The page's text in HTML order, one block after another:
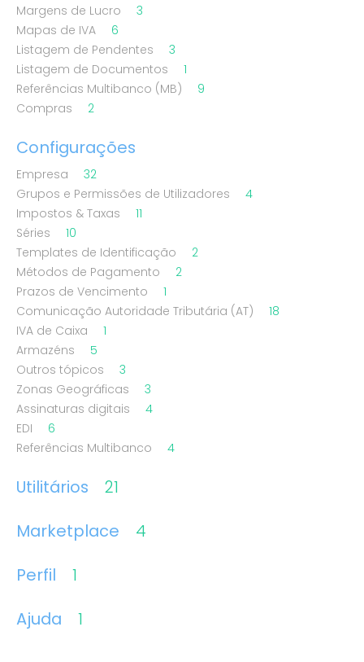
Margens de Lucro
3
Mapas de IVA
6
Listagem de Pendentes
3
Listagem de Documentos
1
Referências Multibanco (MB)
9
Compras
2
Configurações
Empresa
32
Grupos e Permissões de Utilizadores
4
Impostos & Taxas
11
Séries
10
Templates de Identificação
2
Métodos de Pagamento
2
Prazos de Vencimento
1
Comunicação Autoridade Tributária (AT)
18
IVA de Caixa
1
Armazéns
5
Outros tópicos
3
Zonas Geográficas
3
Assinaturas digitais
4
EDI
6
Referências Multibanco
4
Utilitários
21
Marketplace
4
Perfil
1
Ajuda
1